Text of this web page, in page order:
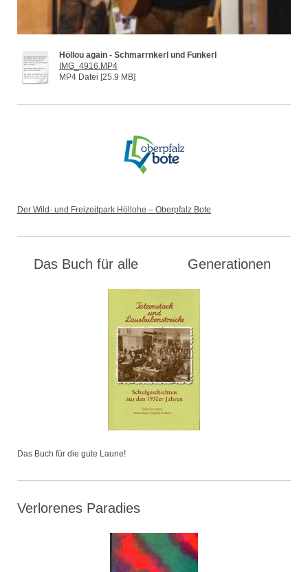
Höllou again - Schmarrnkerl und Funkerl
IMG_4916.MP4
MP4 Datei [25.9 MB]
Der Wild- und Freizeitpark Höllohe – Oberpfalz Bote
Das Buch für alle Generationen
Das Buch für die gute Laune!
Verlorenes Paradies